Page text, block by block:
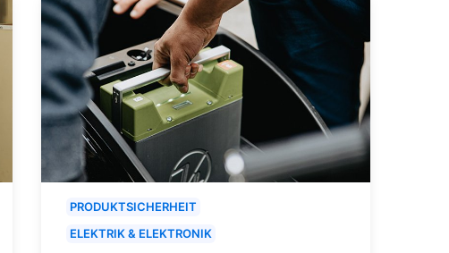
PRODUKTSICHERHEIT
ELEKTRIK & ELEKTRONIK